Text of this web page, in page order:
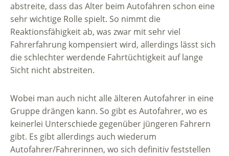
abstreite, dass das Alter beim Autofahren schon eine
sehr wichtige Rolle spielt. So nimmt die
Reaktionsfähigkeit ab, was zwar mit sehr viel
Fahrerfahrung kompensiert wird, allerdings lässt sich
die schlechter werdende Fahrtüchtigkeit auf lange
Sicht nicht abstreiten.
Wobei man auch nicht alle älteren Autofahrer in eine
Gruppe drängen kann. So gibt es Autofahrer, wo es
keinerlei Unterschiede gegenüber jüngeren Fahrern
gibt. Es gibt allerdings auch wiederum
Autofahrer/Fahrerinnen, wo sich definitiv feststellen